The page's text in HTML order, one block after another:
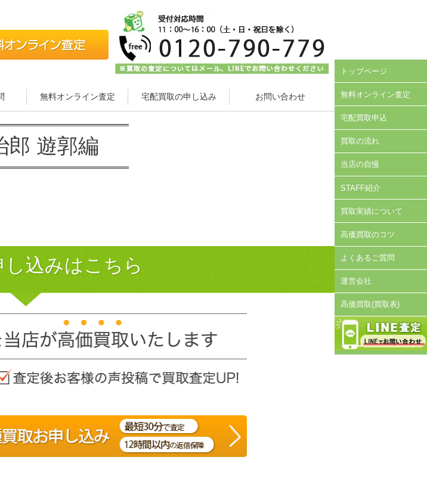
無料オンライン査定 宅配買取の申し込み お問い合わせ
郎 遊郭編
トップページ
無料オンライン査定
宅配買取申込
買取の流れ
当店の自慢
STAFF紹介
買取実績について
高価買取のコツ
よくあるご質問
運営会社
高価買取(買取表)
し込みはこちら